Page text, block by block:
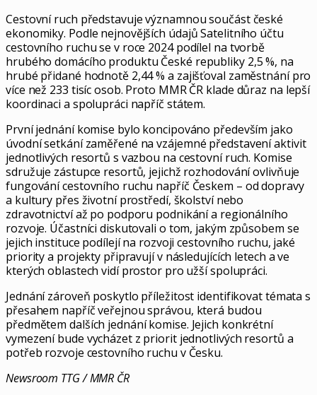
Cestovní ruch představuje významnou součást české
ekonomiky. Podle nejnovějších údajů Satelitního účtu
cestovního ruchu se v roce 2024 podílel na tvorbě
hrubého domácího produktu České republiky 2,5 %, na
hrubé přidané hodnotě 2,44 % a zajišťoval zaměstnání pro
více než 233 tisíc osob. Proto MMR ČR klade důraz na lepší
koordinaci a spolupráci napříč státem.
První jednání komise bylo koncipováno především jako
úvodní setkání zaměřené na vzájemné představení aktivit
jednotlivých resortů s vazbou na cestovní ruch. Komise
sdružuje zástupce resortů, jejichž rozhodování ovlivňuje
fungování cestovního ruchu napříč Českem – od dopravy
a kultury přes životní prostředí, školství nebo
zdravotnictví až po podporu podnikání a regionálního
rozvoje. Účastníci diskutovali o tom, jakým způsobem se
jejich instituce podílejí na rozvoji cestovního ruchu, jaké
priority a projekty připravují v následujících letech a ve
kterých oblastech vidí prostor pro užší spolupráci.
Jednání zároveň poskytlo příležitost identifikovat témata s
přesahem napříč veřejnou správou, která budou
předmětem dalších jednání komise. Jejich konkrétní
vymezení bude vycházet z priorit jednotlivých resortů a
potřeb rozvoje cestovního ruchu v Česku.
Newsroom TTG / MMR ČR